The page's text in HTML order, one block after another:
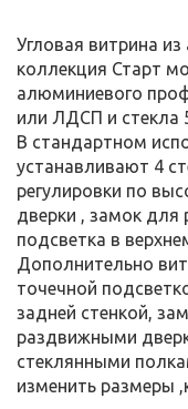
Угловая витрина
коллекция Старт
алюминиевого
или ЛДСП и стекла
В стандартном
устанавливают 4
регулировки по
дверки , замок для
подсветка в
Дополнительно
точечной
задней стенкой,
раздвижными
стеклянными
изменить размеры